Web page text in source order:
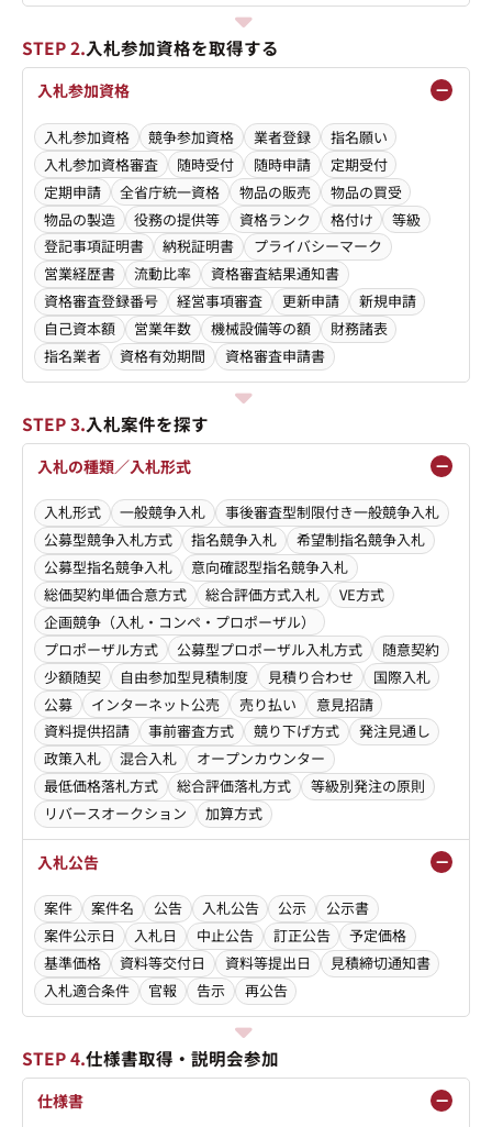
STEP 2.入札参加資格を取得する
入札参加資格
入札参加資格 競争参加資格 業者登録
指名願い
入札参加資格審査
随時受付 随時申請
定期受付
定期申請
全省庁統一資格 物品の販売
物品の買受
物品の製造
役務の提供等 資格ランク 格付け
等級
登記事項証明書
納税証明書
プライバシーマーク
営業経歴書
流動比率
資格審査結果通知書
資格審査登録番号
経営事項審査 更新申請
新規申請
自己資本額
営業年数 機械設備等の額
財務諸表
指名業者
資格有効期間 資格審査申請書
STEP 3.入札案件を探す
入札の種類／入札形式
入札形式 一般競争入札
事後審査型制限付き一般競争入札
公募型競争入札方式
指名競争入札
希望制指名競争入札
公募型指名競争入札
意向確認型指名競争入札
総価契約単価合意方式
総合評価方式入札
VE方式
企画競争（入札・コンペ・プロポーザル）
プロポーザル方式
公募型プロポーザル入札方式
随意契約
少額随契
自由参加型見積制度 見積り合わせ
国際入札
公募
インターネット公売 売り払い
意見招請
資料提供招請
事前審査方式 競り下げ方式
発注見通し
政策入札
混合入札
オープンカウンター
最低価格落札方式
総合評価落札方式
等級別発注の原則
リバースオークション
加算方式
入札公告
案件 案件名 公告 入札公告 公示
公示書
案件公示日
入札日 中止公告 訂正公告
予定価格
基準価格
資料等交付日 資料等提出日
見積締切通知書
入札適合条件
官報 告示 再公告
STEP 4.仕様書取得・説明会参加
仕様書